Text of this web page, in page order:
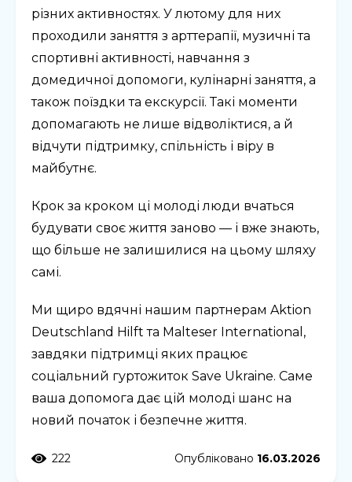
різних активностях. У лютому для них
проходили заняття з арттерапії, музичні та
спортивні активності, навчання з
домедичної допомоги, кулінарні заняття, а
також поїздки та екскурсії. Такі моменти
допомагають не лише відволіктися, а й
відчути підтримку, спільність і віру в
майбутнє.
Крок за кроком ці молоді люди вчаться
будувати своє життя заново — і вже знають,
що більше не залишилися на цьому шляху
самі.
Ми щиро вдячні нашим партнерам Aktion
Deutschland Hilft та Malteser International,
завдяки підтримці яких працює
соціальний гуртожиток Save Ukraine. Саме
ваша допомога дає цій молоді шанс на
новий початок і безпечне життя.
222 Опубліковано 16.03.2026